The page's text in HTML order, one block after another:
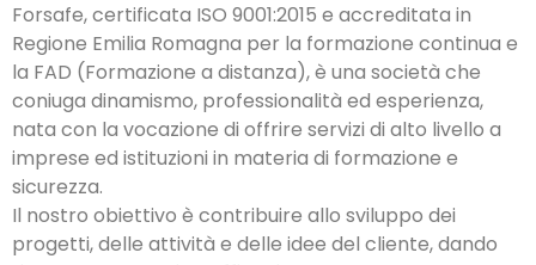
Forsafe, certificata ISO 9001:2015 e accreditata in
Regione Emilia Romagna per la formazione continua e
la FAD (Formazione a distanza), è una società che
coniuga dinamismo, professionalità ed esperienza,
nata con la vocazione di offrire servizi di alto livello a
imprese ed istituzioni in materia di formazione e
sicurezza.
Il nostro obiettivo è contribuire allo sviluppo dei
progetti, delle attività e delle idee del cliente, dando